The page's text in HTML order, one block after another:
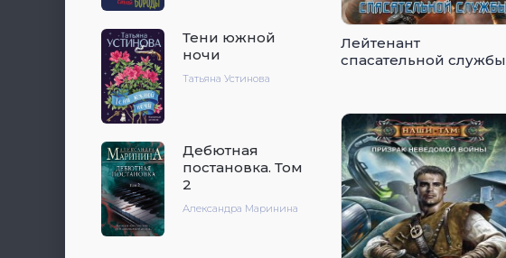
Тени южной
ночи
Татьяна Устинова
Дебютная
постановка. Том
2
Александра Маринина
Лейтенант
спасательной службы